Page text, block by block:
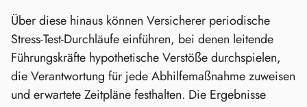
Über diese hinaus können Versicherer periodische
Stress‑Test‑Durchläufe einführen, bei denen leitende
Führungskräfte hypothetische Verstöße durchspielen,
die Verantwortung für jede Abhilfemaßnahme zuweisen
und erwartete Zeitpläne festhalten. Die Ergebnisse